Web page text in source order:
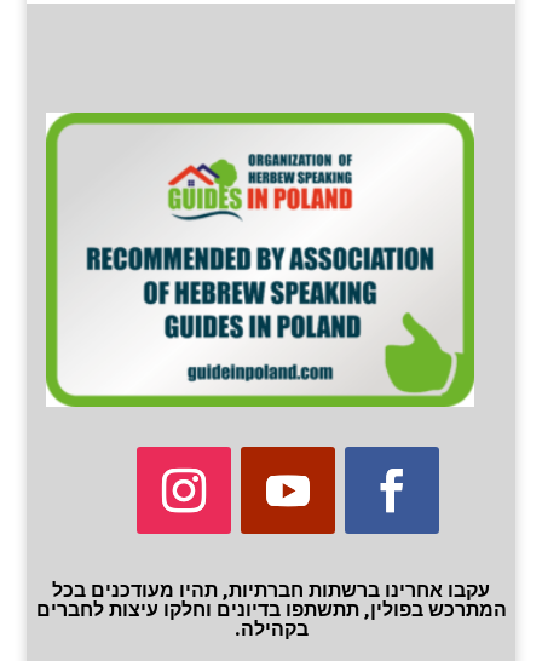
עקבו אחרינו ברשתות חברתיות, תהיו מעודכנים בכל
המתרכש בפולין, תתשתפו בדיונים וחלקו עיצות לחברים
בקהילה.